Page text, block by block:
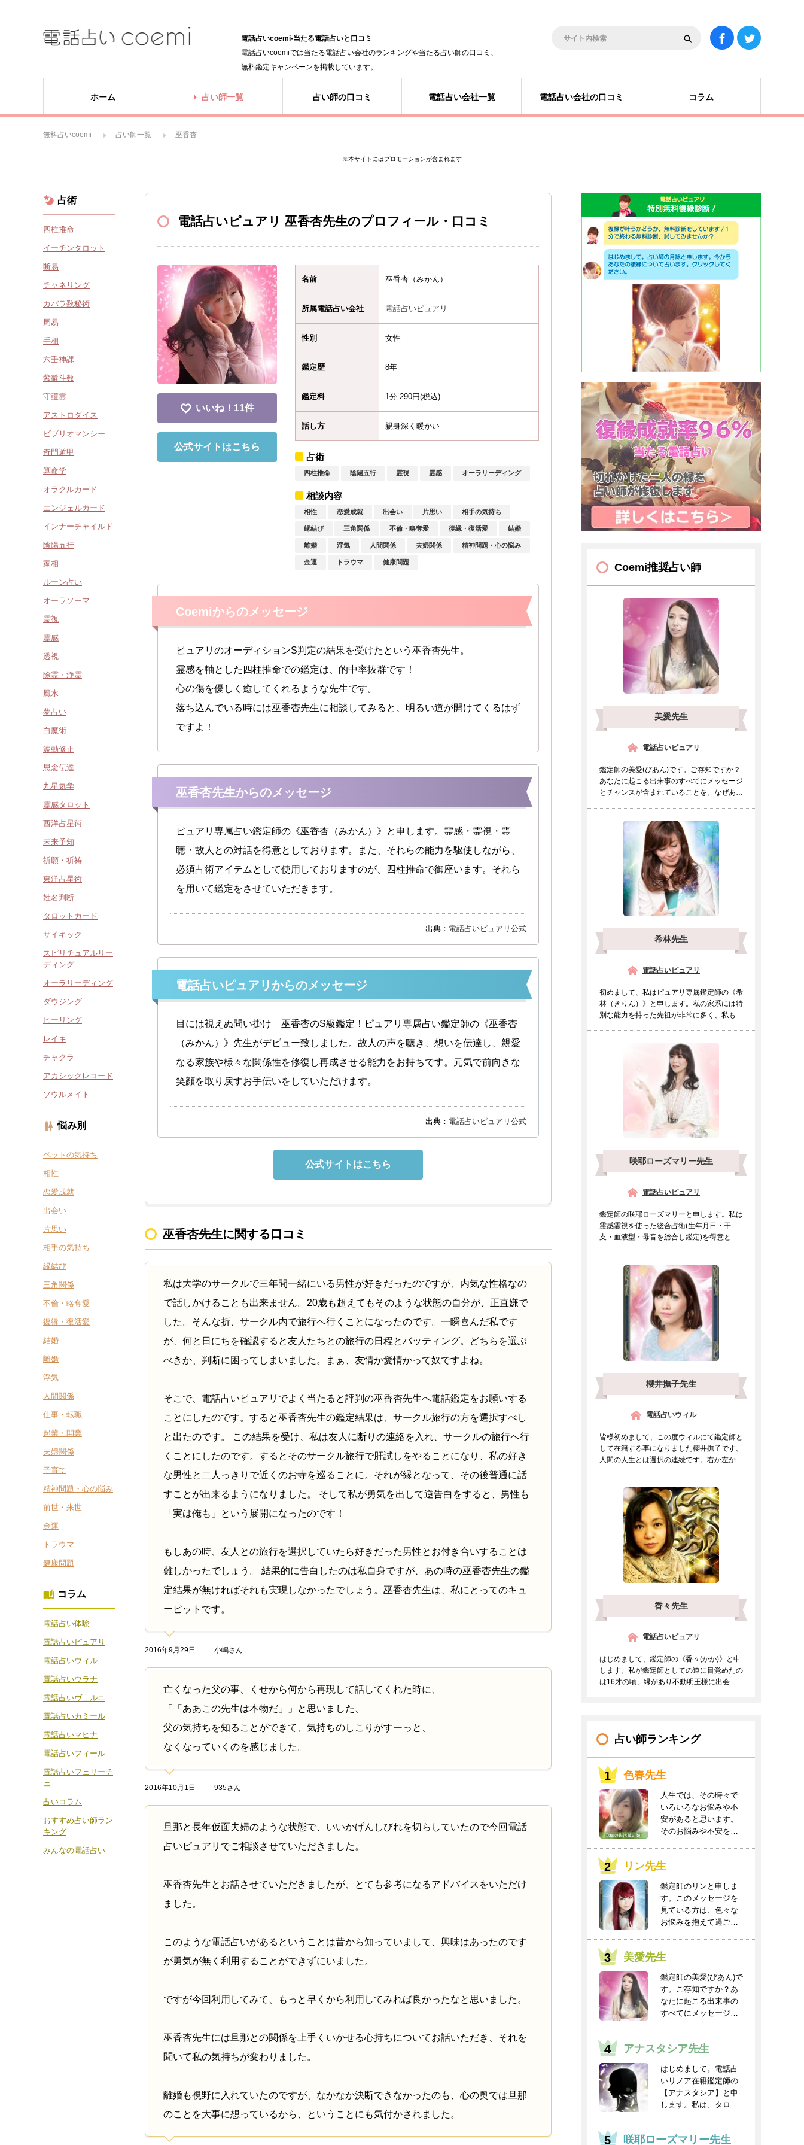
電話占いcoemi-当たる電話占いと口コミ
電話占いcoemiでは当たる電話占い会社のランキングや当たる占い師の口コミ、
無料鑑定キャンペーンを掲載しています。
ホーム 占い師一覧 占い師の口コミ 電話占い会社一覧 電話占い会社の口コミ コラム
無料占いcoemi 占い師一覧 巫香杏
※本サイトにはプロモーションが含まれます
電話占いピュアリ 巫香杏先生のプロフィール・口コミ
いいね！ 11件
公式サイトはこちら
名前 巫香杏（みかん）
所属電話占い会社 電話占いピュアリ
性別 女性
鑑定歴 8年
鑑定料 1分 290円(税込)
話し方 親身深く暖かい
占術
四柱推命 陰陽五行 霊視 霊感 オーラリーディング
相談内容
相性 恋愛成就 出会い 片思い 相手の気持ち
縁結び 三角関係 不倫・略奪愛 復縁・復活愛 結婚
離婚 浮気 人間関係 夫婦関係 精神問題・心の悩み
金運 トラウマ 健康問題
Coemiからのメッセージ
ピュアリのオーディションS判定の結果を受けたという巫香杏先生。
霊感を軸とした四柱推命での鑑定は、的中率抜群です！
心の傷を優しく癒してくれるような先生です。
落ち込んでいる時には巫香杏先生に相談してみると、明るい道が開けてくるはず
ですよ！
巫香杏先生からのメッセージ
ピュアリ専属占い鑑定師の《巫香杏（みかん）》と申します。霊感・霊視・霊
聴・故人との対話を得意としております。また、それらの能力を駆使しながら、
必須占術アイテムとして使用しておりますのが、四柱推命で御座います。それら
を用いて鑑定をさせていただきます。
出典： 電話占いピュアリ公式
電話占いピュアリからのメッセージ
目には視えぬ問い掛け 巫香杏のS級鑑定！ピュアリ専属占い鑑定師の《巫香杏
（みかん）》先生がデビュー致しました。故人の声を聴き、想いを伝達し、親愛
なる家族や様々な関係性を修復し再成させる能力をお持ちです。元気で前向きな
笑顔を取り戻すお手伝いをしていただけます。
出典： 電話占いピュアリ公式
公式サイトはこちら
巫香杏先生に関する口コミ
私は大学のサークルで三年間一緒にいる男性が好きだったのですが、内気な性格なの
で話しかけることも出来ません。20歳も超えてもそのような状態の自分が、正直嫌で
した。そんな折、サークル内で旅行へ行くことになったのです。一瞬喜んだ私です
が、何と日にちを確認すると友人たちとの旅行の日程とバッティング。どちらを選ぶ
べきか、判断に困ってしまいました。まぁ、友情か愛情かって奴ですよね。
そこで、電話占いピュアリでよく当たると評判の巫香杏先生へ電話鑑定をお願いする
ことにしたのです。すると巫香杏先生の鑑定結果は、サークル旅行の方を選択すべし
と出たのです。 この結果を受け、私は友人に断りの連絡を入れ、サークルの旅行へ行
くことにしたのです。するとそのサークル旅行で肝試しをやることになり、私の好き
な男性と二人っきりで近くのお寺を巡ることに。それが縁となって、その後普通に話
すことが出来るようになりました。 そして私が勇気を出して逆告白をすると、男性も
「実は俺も」という展開になったのです！
もしあの時、友人との旅行を選択していたら好きだった男性とお付き合いすることは
難しかったでしょう。 結果的に告白したのは私自身ですが、あの時の巫香杏先生の鑑
定結果が無ければそれも実現しなかったでしょう。巫香杏先生は、私にとってのキュ
ーピットです。
2016年9月29日 小嶋さん
亡くなった父の事、くせから何から再現して話してくれた時に、
「「ああこの先生は本物だ」」と思いました、
父の気持ちを知ることができて、気持ちのしこりがすーっと、
なくなっていくのを感じました。
2016年10月1日 935さん
旦那と長年仮面夫婦のような状態で、いいかげんしびれを切らしていたので今回電話
占いピュアリでご相談させていただきました。
巫香杏先生とお話させていただきましたが、とても参考になるアドバイスをいただけ
ました。
このような電話占いがあるということは昔から知っていまして、興味はあったのです
が勇気が無く利用することができずにいました。
ですが今回利用してみて、もっと早くから利用してみれば良かったなと思いました。
巫香杏先生には旦那との関係を上手くいかせる心持ちについてお話いただき、それを
聞いて私の気持ちが変わりました。
離婚も視野に入れていたのですが、なかなか決断できなかったのも、心の奥では旦那
のことを大事に想っているから、ということにも気付かされました。
Coemi推奨占い師
美愛先生
電話占いピュアリ
鑑定師の美愛(びあん)です。ご存知ですか？
あなたに起こる出来事のすべてにメッセージ
とチャンスが含まれていることを。なぜあの
希林先生
電話占いピュアリ
初めまして、私はピュアリ専属鑑定師の《希
林（きりん）》と申します。私の家系には特
別な能力を持った先祖が非常に多く、私も幼
咲耶ローズマリー先生
電話占いピュアリ
鑑定師の咲耶ローズマリーと申します。私は
霊感霊視を使った総合占術(生年月日・干
支・血液型・母音を総合し鑑定)を得意とし
櫻井撫子先生
電話占いウィル
皆様初めまして、この度ウィルにて鑑定師と
して在籍する事になりました櫻井撫子です。
人間の人生とは選択の連続です。右か左か進
香々先生
電話占いピュアリ
はじめまして、鑑定師の《香々(かか)》と申
します。私が鑑定師としての道に目覚めたの
は16才の頃、縁があり不動明王様に出会う
占い師ランキング
色春先生
人生では、その時々で
いろいろなお悩みや不
安があると思います。
そのお悩みや不安をお
リン先生
鑑定師のリンと申しま
す。このメッセージを
見ている方は、色々な
お悩みを抱えて過ごし
美愛先生
鑑定師の美愛(びあん)で
す。ご存知ですか？あ
なたに起こる出来事の
すべてにメッセージと
アナスタシア先生
はじめまして。電話占
いリノア在籍鑑定師の
【アナスタシア】と申
します。私は、タロッ
咲耶ローズマリー先生
占術
四柱推命
イーチンタロット
断易
チャネリング
カバラ数秘術
周易
手相
六壬神課
紫微斗数
守護霊
アストロダイス
ビブリオマンシー
奇門遁甲
算命学
オラクルカード
エンジェルカード
インナーチャイルド
陰陽五行
家相
ルーン占い
オーラソーマ
霊視
霊感
透視
除霊・浄霊
風水
夢占い
白魔術
波動修正
思念伝達
九星気学
霊感タロット
西洋占星術
未来予知
祈願・祈祷
東洋占星術
姓名判断
タロットカード
サイキック
スピリチュアルリー
ディング
オーラリーディング
ダウジング
ヒーリング
レイキ
チャクラ
アカシックレコード
ソウルメイト
悩み別
ペットの気持ち
相性
恋愛成就
出会い
片思い
相手の気持ち
縁結び
三角関係
不倫・略奪愛
復縁・復活愛
結婚
離婚
浮気
人間関係
仕事・転職
起業・開業
夫婦関係
子育て
精神問題・心の悩み
前世・来世
金運
トラウマ
健康問題
コラム
電話占い体験
電話占いピュアリ
電話占いウィル
電話占いウラナ
電話占いヴェルニ
電話占いカミール
電話占いマヒナ
電話占いフィール
電話占いフェリーチ
ェ
占いコラム
おすすめ占い師ラン
キング
みんなの電話占い